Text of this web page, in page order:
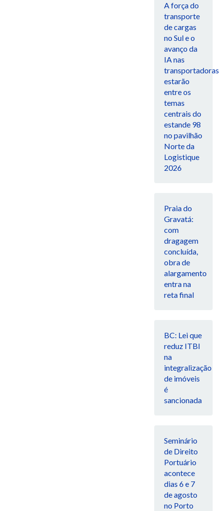
A força do
transporte
de cargas
no Sul e o
avanço da
IA nas
transportadoras
estarão
entre os
temas
centrais do
estande 98
no pavilhão
Norte da
Logistique
2026
Praia do
Gravatá:
com
dragagem
concluída,
obra de
alargamento
entra na
reta final
BC: Lei que
reduz ITBI
na
integralização
de imóveis
é
sancionada
Seminário
de Direito
Portuário
acontece
dias 6 e 7
de agosto
no Porto